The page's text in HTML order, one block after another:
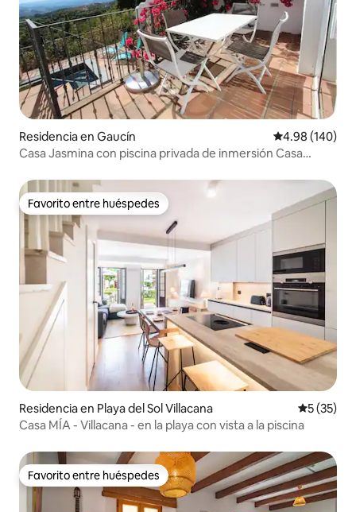
Residencia en Gaucín Calificación
4.98 (140)
Casa Jasmina con piscina privada de inmersión Casa
Favorito entre huéspedes
Favorito entre huéspedes
Residencia en Playa del Sol Villacana
5 (35)
Casa MÍA - Villacana - en la playa con vista a la piscina
Favorito entre huéspedes
Favorito entre huéspedes